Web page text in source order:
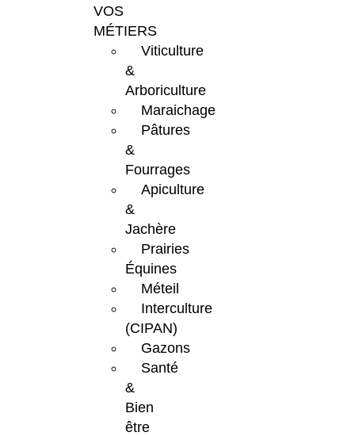
VOS
MÉTIERS
Viticulture
&
Arboriculture
Maraichage
Pâtures
&
Fourrages
Apiculture
&
Jachère
Prairies
Équines
Méteil
Interculture
(CIPAN)
Gazons
Santé
&
Bien
être